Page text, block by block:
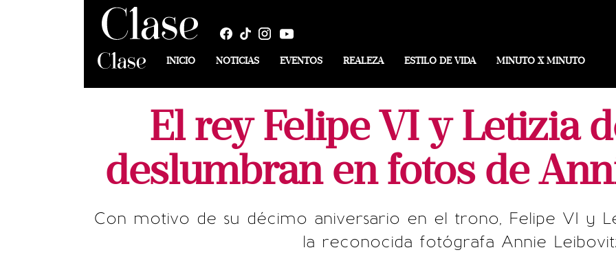
INICIO NOTICIAS EVENTOS REALEZA ESTILO DE VIDA MINUTO X MINUTO
El rey Felipe VI y Letizia
deslumbran en fotos de
Con motivo de su décimo aniversario en el trono, Felipe VI y
la reconocida fotógrafa Annie